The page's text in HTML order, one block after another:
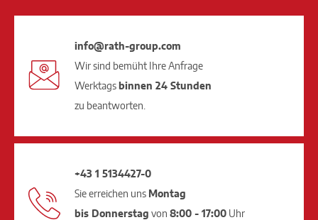
info@rath-group.com
Wir sind bemüht Ihre Anfrage
Werktagsbinnen 24 Stunden
zu beantworten.
+43 1 5134427-0
Sie erreichen uns Montag
bis Donnerstag von 8:00 - 17:00 Uhr